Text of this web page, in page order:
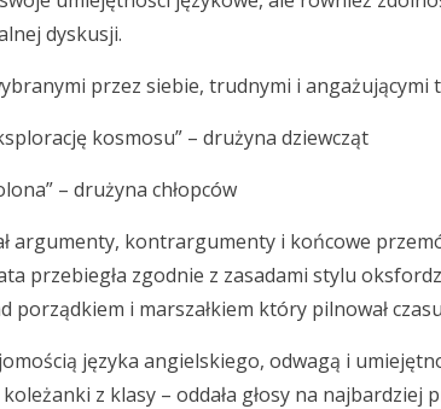
dyskusji.
przez siebie, trudnymi i angażującymi
kosmosu” – drużyna dziewcząt
– drużyna chłopców
argumenty, kontrargumenty i końcowe
przebiegła zgodnie z zasadami stylu
porządkiem i marszałkiem który pilnował
języka angielskiego, odwagą i
z klasy – oddała głosy na najbardziej